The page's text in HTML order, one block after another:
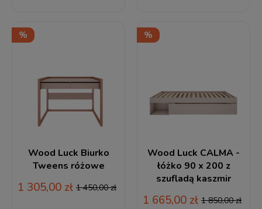
Wood Luck Biurko
Tweens różowe
1 305,00 zł 1 450,00 zł
Wood Luck CALMA -
łóżko 90 x 200 z
szufladą kaszmir
1 665,00 zł 1 850,00 zł